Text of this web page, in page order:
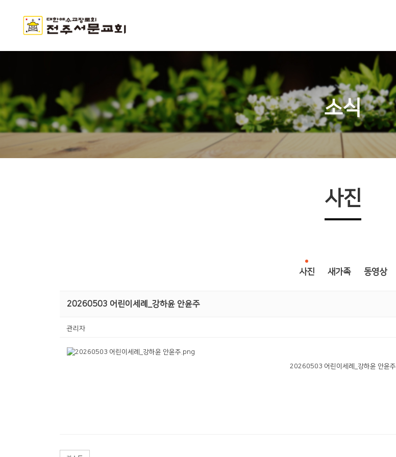
소식
사진
사진 새가족 동영상
20260503 어린이세례_강하윤 안윤주
관리자
20260503 어린이세례_강하윤 안윤주